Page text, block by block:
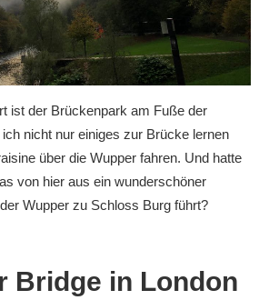
ist der Brückenpark am Fuße der
nicht nur einiges zur Brücke lernen
über die Wupper fahren. Und hatte
von hier aus ein wunderschöner
Wupper zu Schloss Burg führt?
Bridge in London